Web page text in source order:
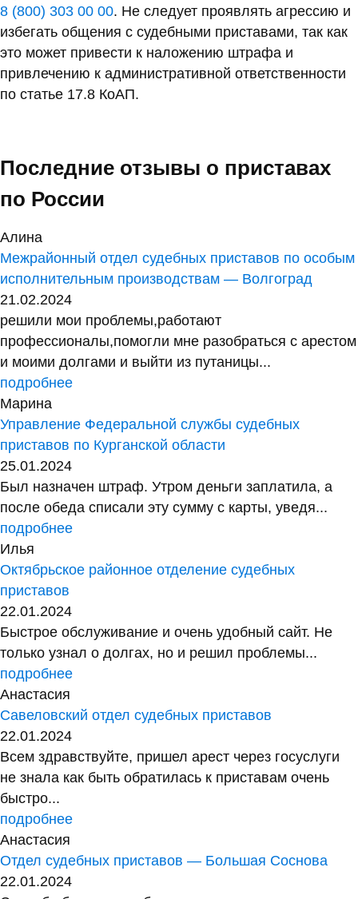
8 (800) 303 00 00. Не следует проявлять агрессию и
избегать общения с судебными приставами, так как
это может привести к наложению штрафа и
привлечению к административной ответственности
по статье 17.8 КоАП.
Последние отзывы о приставах
по России
Алина
Межрайонный отдел судебных приставов по особым
исполнительным производствам — Волгоград
21.02.2024
решили мои проблемы,работают
профессионалы,помогли мне разобраться с арестом
и моими долгами и выйти из путаницы...
подробнее
Марина
Управление Федеральной службы судебных
приставов по Курганской области
25.01.2024
Был назначен штраф. Утром деньги заплатила, а
после обеда списали эту сумму с карты, уведя...
подробнее
Илья
Октябрьское районное отделение судебных
приставов
22.01.2024
Быстрое обслуживание и очень удобный сайт. Не
только узнал о долгах, но и решил проблемы...
подробнее
Анастасия
Савеловский отдел судебных приставов
22.01.2024
Всем здравствуйте, пришел арест через госуслуги
не знала как быть обратилась к приставам очень
быстро...
подробнее
Анастасия
Отдел судебных приставов — Большая Соснова
22.01.2024